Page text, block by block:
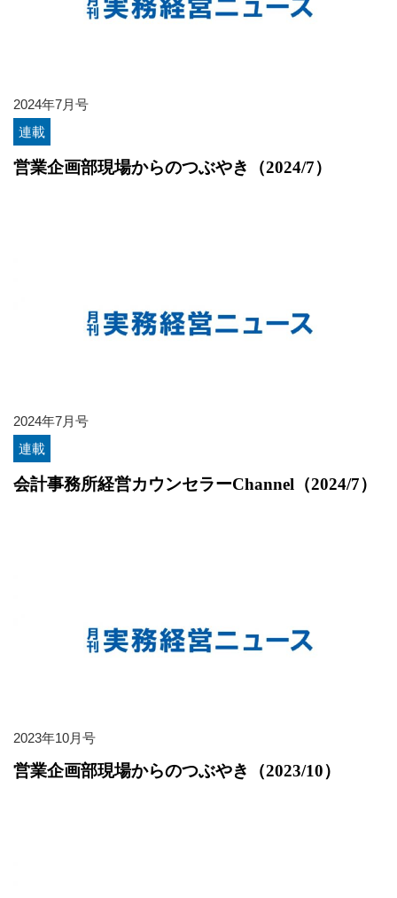
2024年7月号
連載
営業企画部現場からのつぶやき（2024/7）
2024年7月号
連載
会計事務所経営カウンセラーChannel（2024/7）
2023年10月号
営業企画部現場からのつぶやき（2023/10）